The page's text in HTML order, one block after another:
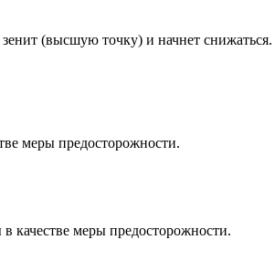
(высшую точку) и начнет
меры предосторожности.
качестве меры предосторожности.